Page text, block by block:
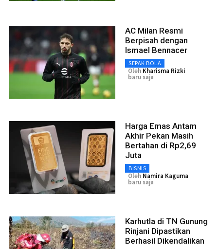
AC Milan Resmi
Berpisah dengan
Ismael Bennacer
SEPAK BOLA
Oleh Kharisma Rizki
baru saja
Harga Emas Antam
Akhir Pekan Masih
Bertahan di Rp2,69
Juta
BISNIS
Oleh Namira Kaguma
baru saja
Karhutla di TN Gunung
Rinjani Dipastikan
Berhasil Dikendalikan